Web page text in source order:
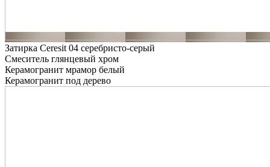
Затирка Ceresit 04 серебристо-серый
Смеситель глянцевый хром
Керамогранит мрамор белый
Керамогранит под дерево